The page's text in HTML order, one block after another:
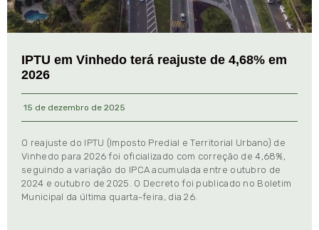
IPTU em Vinhedo terá reajuste de 4,68% em
2026
15 de dezembro de 2025
O reajuste do IPTU (Imposto Predial e Territorial Urbano) de
Vinhedo para 2026 foi oficializado com correção de 4,68%,
seguindo a variação do IPCA acumulada entre outubro de
2024 e outubro de 2025. O Decreto foi publicado no Boletim
Municipal da última quarta-feira, dia 26.